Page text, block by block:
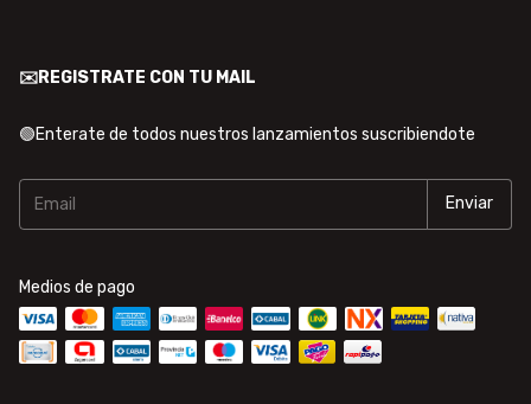
✉️REGISTRATE CON TU MAIL
🟢Enterate de todos nuestros lanzamientos suscribiendote
Medios de pago